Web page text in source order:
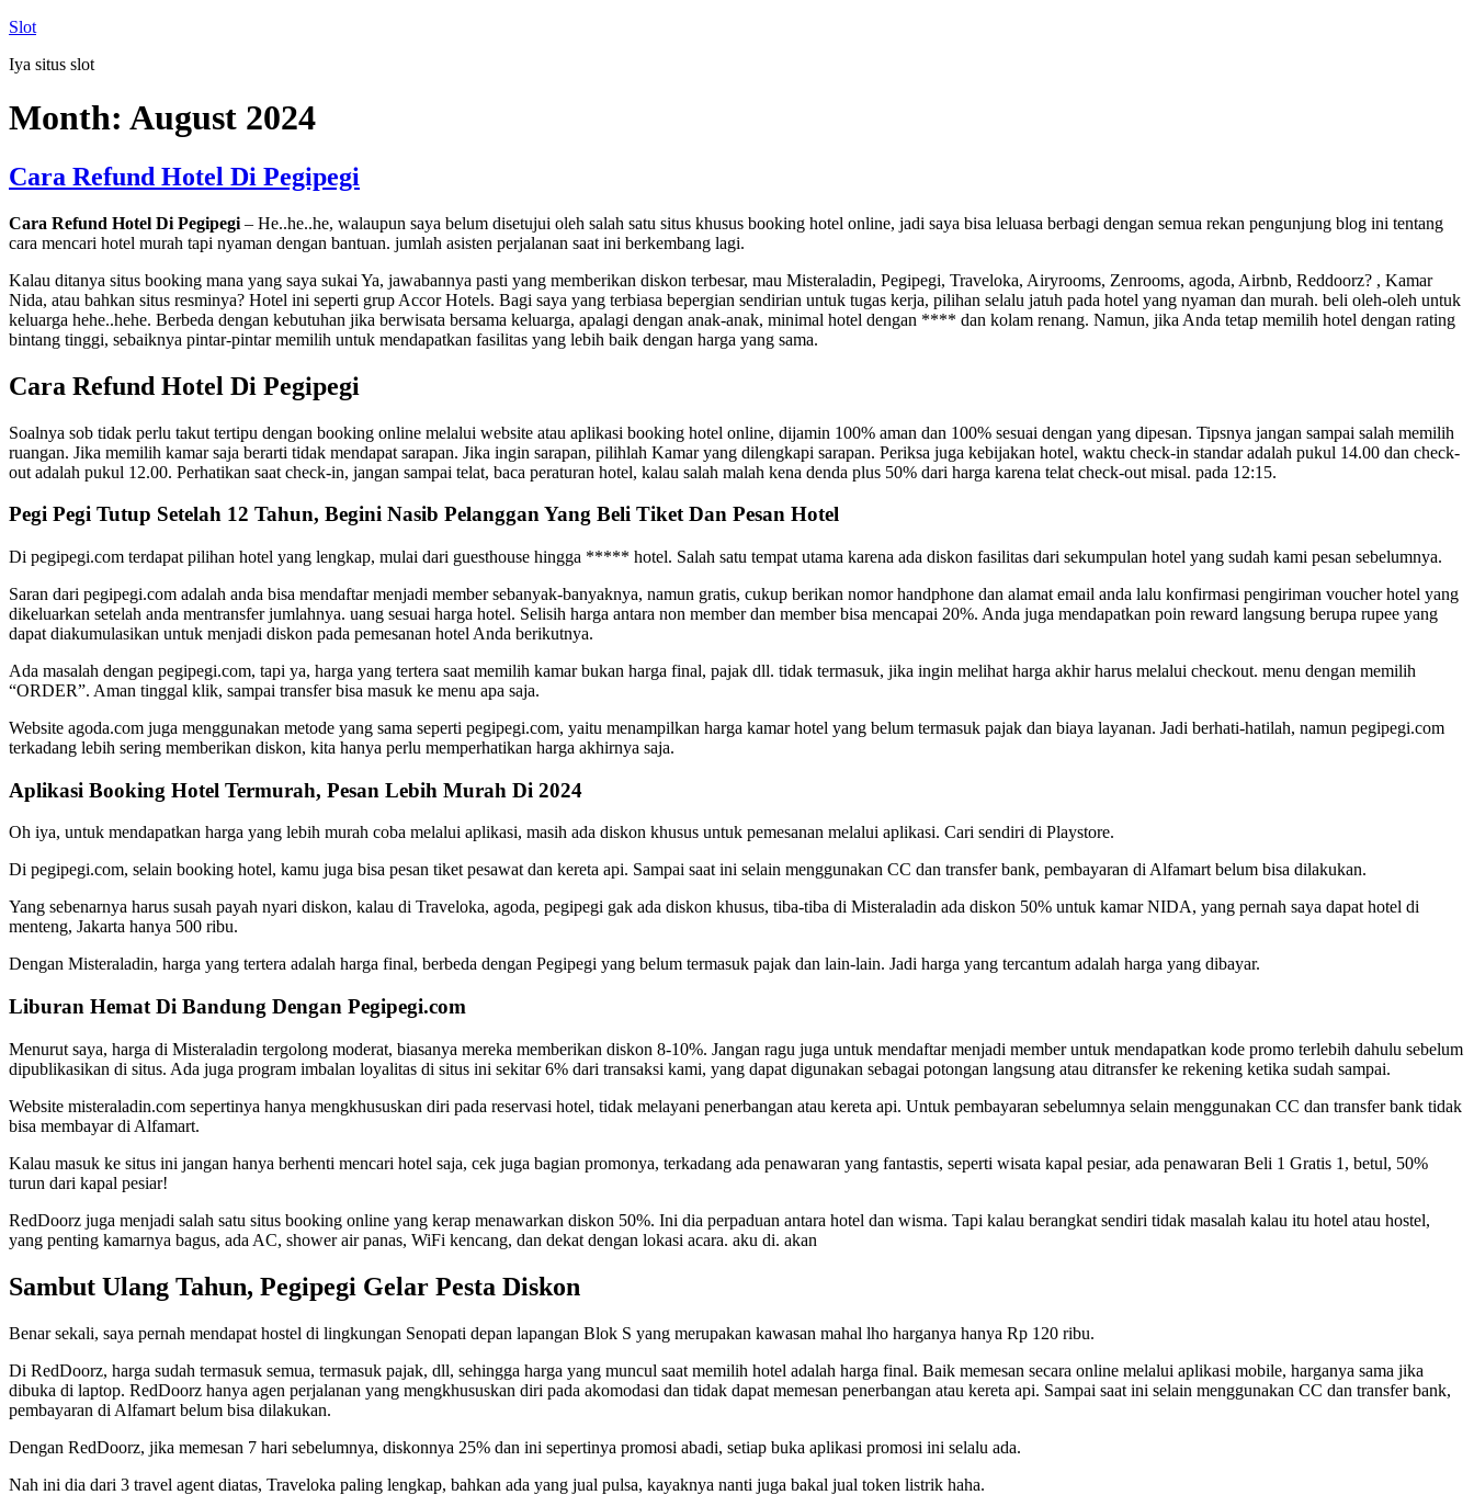
Skip
content
Slot
Iya situs slot
Month: August 2024
Cara Refund Hotel Di Pegipegi
Cara Refund Hotel Di Pegipegi – He..he..he, walaupun saya belum disetujui oleh salah satu situs khusus booking hotel online, jadi saya bisa leluasa berbagi dengan semua rekan pengunjung blog ini tentang
cara mencari hotel murah tapi nyaman dengan bantuan. jumlah asisten perjalanan saat ini berkembang lagi.
Kalau ditanya situs booking mana yang saya sukai Ya, jawabannya pasti yang memberikan diskon terbesar, mau Misteraladin, Pegipegi, Traveloka, Airyrooms, Zenrooms, agoda, Airbnb, Reddoorz? , Kamar
Nida, atau bahkan situs resminya? Hotel ini seperti grup Accor Hotels. Bagi saya yang terbiasa bepergian sendirian untuk tugas kerja, pilihan selalu jatuh pada hotel yang nyaman dan murah. beli oleh-oleh untuk
keluarga hehe..hehe. Berbeda dengan kebutuhan jika berwisata bersama keluarga, apalagi dengan anak-anak, minimal hotel dengan **** dan kolam renang. Namun, jika Anda tetap memilih hotel dengan rating
bintang tinggi, sebaiknya pintar-pintar memilih untuk mendapatkan fasilitas yang lebih baik dengan harga yang sama.
Cara Refund Hotel Di Pegipegi
Soalnya sob tidak perlu takut tertipu dengan booking online melalui website atau aplikasi booking hotel online, dijamin 100% aman dan 100% sesuai dengan yang dipesan. Tipsnya jangan sampai salah memilih
ruangan. Jika memilih kamar saja berarti tidak mendapat sarapan. Jika ingin sarapan, pilihlah Kamar yang dilengkapi sarapan. Periksa juga kebijakan hotel, waktu check-in standar adalah pukul 14.00 dan check-
out adalah pukul 12.00. Perhatikan saat check-in, jangan sampai telat, baca peraturan hotel, kalau salah malah kena denda plus 50% dari harga karena telat check-out misal. pada 12:15.
Pegi Pegi Tutup Setelah 12 Tahun, Begini Nasib Pelanggan Yang Beli Tiket Dan Pesan Hotel
Di pegipegi.com terdapat pilihan hotel yang lengkap, mulai dari guesthouse hingga ***** hotel. Salah satu tempat utama karena ada diskon fasilitas dari sekumpulan hotel yang sudah kami pesan sebelumnya.
Saran dari pegipegi.com adalah anda bisa mendaftar menjadi member sebanyak-banyaknya, namun gratis, cukup berikan nomor handphone dan alamat email anda lalu konfirmasi pengiriman voucher hotel yang
dikeluarkan setelah anda mentransfer jumlahnya. uang sesuai harga hotel. Selisih harga antara non member dan member bisa mencapai 20%. Anda juga mendapatkan poin reward langsung berupa rupee yang
dapat diakumulasikan untuk menjadi diskon pada pemesanan hotel Anda berikutnya.
Ada masalah dengan pegipegi.com, tapi ya, harga yang tertera saat memilih kamar bukan harga final, pajak dll. tidak termasuk, jika ingin melihat harga akhir harus melalui checkout. menu dengan memilih
“ORDER”. Aman tinggal klik, sampai transfer bisa masuk ke menu apa saja.
Website agoda.com juga menggunakan metode yang sama seperti pegipegi.com, yaitu menampilkan harga kamar hotel yang belum termasuk pajak dan biaya layanan. Jadi berhati-hatilah, namun pegipegi.com
terkadang lebih sering memberikan diskon, kita hanya perlu memperhatikan harga akhirnya saja.
Aplikasi Booking Hotel Termurah, Pesan Lebih Murah Di 2024
Oh iya, untuk mendapatkan harga yang lebih murah coba melalui aplikasi, masih ada diskon khusus untuk pemesanan melalui aplikasi. Cari sendiri di Playstore.
Di pegipegi.com, selain booking hotel, kamu juga bisa pesan tiket pesawat dan kereta api. Sampai saat ini selain menggunakan CC dan transfer bank, pembayaran di Alfamart belum bisa dilakukan.
Yang sebenarnya harus susah payah nyari diskon, kalau di Traveloka, agoda, pegipegi gak ada diskon khusus, tiba-tiba di Misteraladin ada diskon 50% untuk kamar NIDA, yang pernah saya dapat hotel di
menteng, Jakarta hanya 500 ribu.
Dengan Misteraladin, harga yang tertera adalah harga final, berbeda dengan Pegipegi yang belum termasuk pajak dan lain-lain. Jadi harga yang tercantum adalah harga yang dibayar.
Liburan Hemat Di Bandung Dengan Pegipegi.com
Menurut saya, harga di Misteraladin tergolong moderat, biasanya mereka memberikan diskon 8-10%. Jangan ragu juga untuk mendaftar menjadi member untuk mendapatkan kode promo terlebih dahulu sebelum
dipublikasikan di situs. Ada juga program imbalan loyalitas di situs ini sekitar 6% dari transaksi kami, yang dapat digunakan sebagai potongan langsung atau ditransfer ke rekening ketika sudah sampai.
Website misteraladin.com sepertinya hanya mengkhususkan diri pada reservasi hotel, tidak melayani penerbangan atau kereta api. Untuk pembayaran sebelumnya selain menggunakan CC dan transfer bank tidak
bisa membayar di Alfamart.
Kalau masuk ke situs ini jangan hanya berhenti mencari hotel saja, cek juga bagian promonya, terkadang ada penawaran yang fantastis, seperti wisata kapal pesiar, ada penawaran Beli 1 Gratis 1, betul, 50%
turun dari kapal pesiar!
RedDoorz juga menjadi salah satu situs booking online yang kerap menawarkan diskon 50%. Ini dia perpaduan antara hotel dan wisma. Tapi kalau berangkat sendiri tidak masalah kalau itu hotel atau hostel,
yang penting kamarnya bagus, ada AC, shower air panas, WiFi kencang, dan dekat dengan lokasi acara. aku di. akan
Sambut Ulang Tahun, Pegipegi Gelar Pesta Diskon
Benar sekali, saya pernah mendapat hostel di lingkungan Senopati depan lapangan Blok S yang merupakan kawasan mahal lho harganya hanya Rp 120 ribu.
Di RedDoorz, harga sudah termasuk semua, termasuk pajak, dll, sehingga harga yang muncul saat memilih hotel adalah harga final. Baik memesan secara online melalui aplikasi mobile, harganya sama jika
dibuka di laptop. RedDoorz hanya agen perjalanan yang mengkhususkan diri pada akomodasi dan tidak dapat memesan penerbangan atau kereta api. Sampai saat ini selain menggunakan CC dan transfer bank,
pembayaran di Alfamart belum bisa dilakukan.
Dengan RedDoorz, jika memesan 7 hari sebelumnya, diskonnya 25% dan ini sepertinya promosi abadi, setiap buka aplikasi promosi ini selalu ada.
Nah ini dia dari 3 travel agent diatas, Traveloka paling lengkap, bahkan ada yang jual pulsa, kayaknya nanti juga bakal jual token listrik haha.